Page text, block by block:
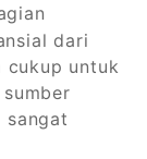
dari
cukup untuk
sangat